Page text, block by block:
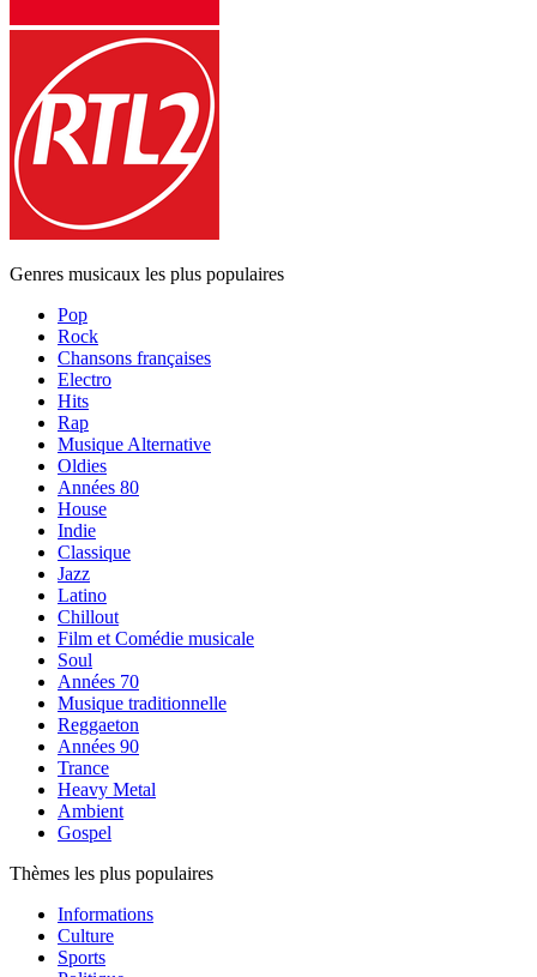
Genres musicaux les plus populaires
Pop
Rock
Chansons françaises
Electro
Hits
Rap
Musique Alternative
Oldies
Années 80
House
Indie
Classique
Jazz
Latino
Chillout
Film et Comédie musicale
Soul
Années 70
Musique traditionnelle
Reggaeton
Années 90
Trance
Heavy Metal
Ambient
Gospel
Thèmes les plus populaires
Informations
Culture
Sports